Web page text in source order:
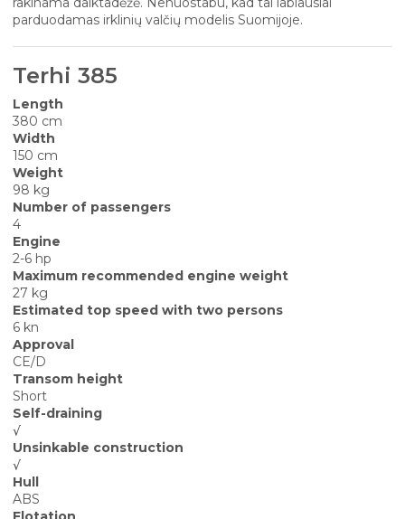
parduodamas irklinių valčių modelis Suomijoje.
Terhi 385
Length
380 cm
Width
150 cm
Weight
98 kg
Number of passengers
4
Engine
2-6 hp
Maximum recommended engine weight
27 kg
Estimated top speed with two persons
6 kn
Approval
CE/D
Transom height
Short
Self-draining
√
Unsinkable construction
√
Hull
ABS